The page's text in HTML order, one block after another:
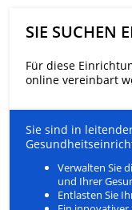
SIE SUCHEN
Für diese
online vereinbart
Sie sind in
Verwalten Sie
und Ihrer
Entlasten Sie